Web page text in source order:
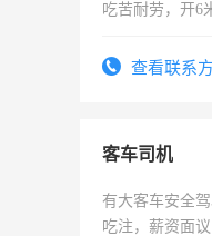
吃苦耐劳，开6
查看联系
客车司机
有大客车安全
吃注，薪资面议